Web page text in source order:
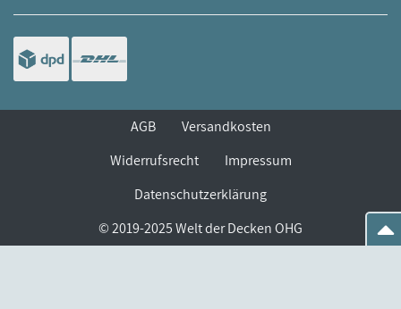
AGB
Versandkosten
Widerrufsrecht
Impressum
Datenschutzerklärung
© 2019-2025 Welt der Decken OHG